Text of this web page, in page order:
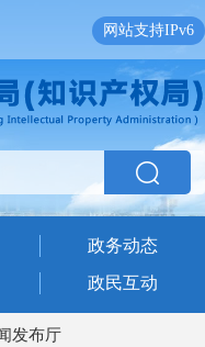
网站支持IPv6
政务动态
政民互动
发布厅